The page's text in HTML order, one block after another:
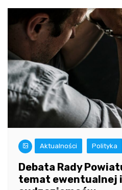
Aktualności Polityka
Debata Rady
temat ewentualnej